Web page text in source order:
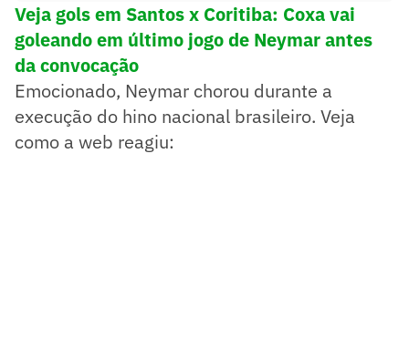
Veja gols em Santos x Coritiba: Coxa vai
goleando em último jogo de Neymar antes
da convocação
Emocionado, Neymar chorou durante a
execução do hino nacional brasileiro. Veja
como a web reagiu: